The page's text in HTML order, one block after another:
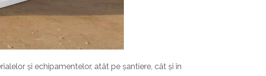
și echipamentelor, atât pe șantiere, cât și în